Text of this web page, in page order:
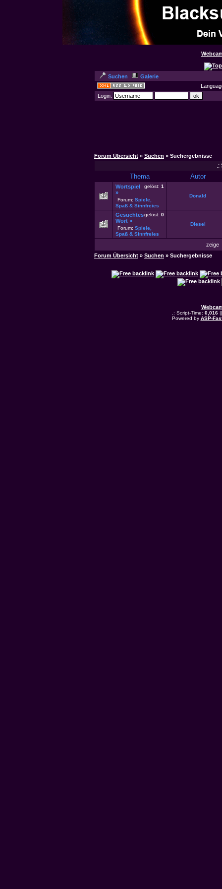
Suchen
Galerie
Login:
Forum Übersicht » Suchen » Suchergebnisse
.:
Thema Autor
gelöst: 1
Wortspiel
»
Forum: Spiele,
Spaß & Sinnfreies
Donald
gelöst: 0
Gesuchtes
Wort »
Forum: Spiele,
Spaß & Sinnfreies
Diesel
zeige
Forum Übersicht » Suchen » Suchergebnisse
.: Script-Time: 0,016||
Powered by ASP-